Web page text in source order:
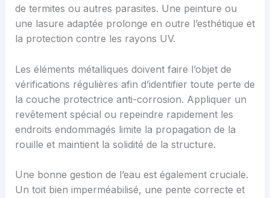
de termites ou autres parasites. Une peinture ou
une lasure adaptée prolonge en outre l’esthétique et
la protection contre les rayons UV.
Les éléments métalliques doivent faire l’objet de
vérifications régulières afin d’identifier toute perte de
la couche protectrice anti-corrosion. Appliquer un
revêtement spécial ou repeindre rapidement les
endroits endommagés limite la propagation de la
rouille et maintient la solidité de la structure.
Une bonne gestion de l’eau est également cruciale.
Un toit bien imperméabilisé, une pente correcte et